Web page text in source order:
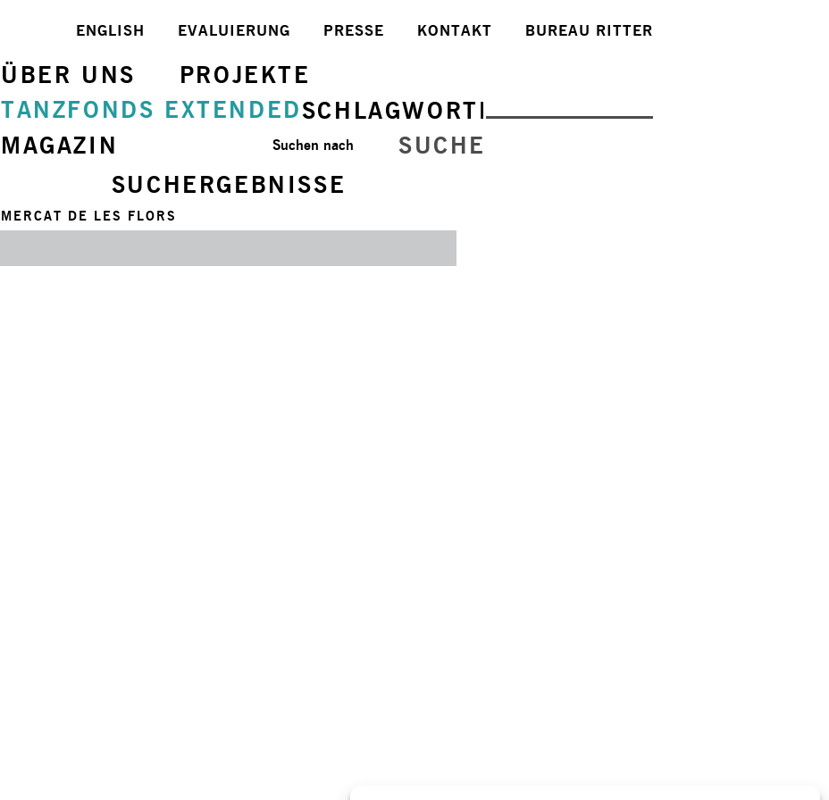
BUREAU RITTER
KONTAKT
PRESSE
EVALUIERUNG
ENGLISH
ÜBER UNS
PROJEKTE
TANZFONDS EXTENDEDSCHLAGWORTE
MAGAZIN
SUCHE
Suchen nach
SUCHERGEBNISSE
MERCAT DE LES FLORS